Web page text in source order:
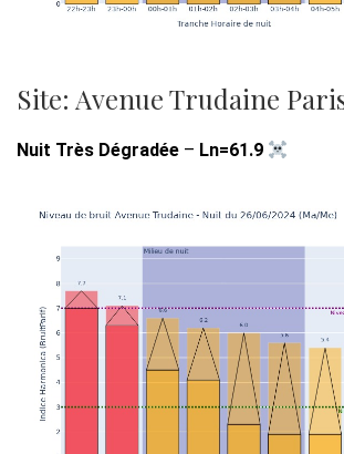
Site: Avenue Trudaine
Nuit Très Dégradée – Ln=61.9